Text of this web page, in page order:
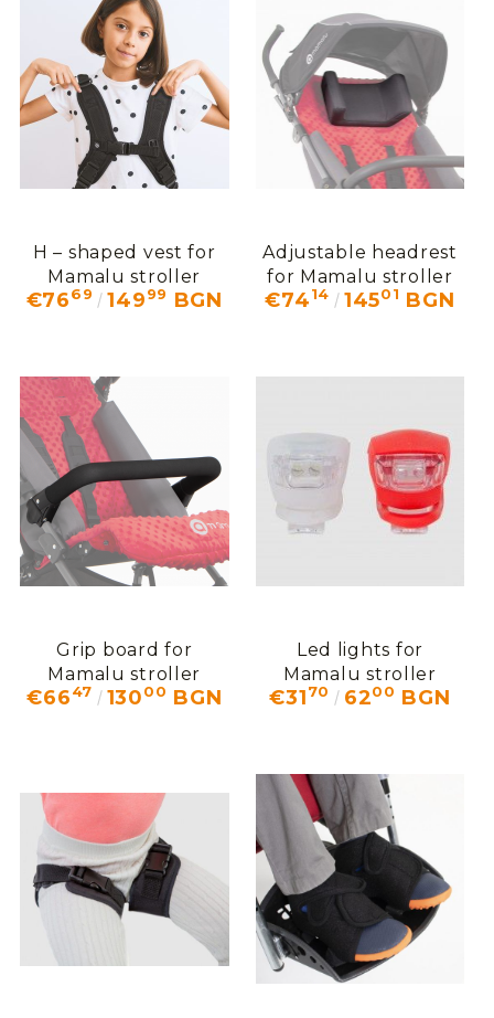
We will contact you to finalize the order
H – shaped vest for
Mamalu stroller
€7669 14999 BGN
Adjustable headrest
for Mamalu stroller
€7414 14501 BGN
Grip board for
Mamalu stroller
€6647 13000 BGN
Led lights for
Mamalu stroller
€3170 6200 BGN